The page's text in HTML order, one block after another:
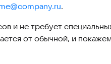
.
и не требует
от обычной, и